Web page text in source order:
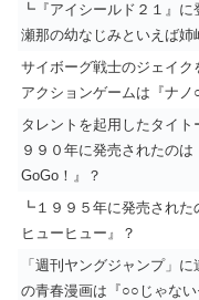
┗『アイシールド２１』に
瀬那の幼なじみといえば姉
サイボーグ戦士のジェイ
アクションゲームは『ナノ
タレントを起用したタイト
９９０年に発売されたの
GoGo！』？
┗１９９５年に発売され
ヒューヒュー』？
「週刊ヤングジャンプ」
の青春漫画は『○○じゃない